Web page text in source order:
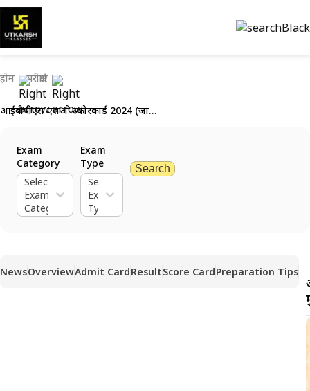
होम परीक्षाएं
आईबीपीएस एसओ स्कोरकार्ड 2024 (जारी) मुख्य परीक्षा हेतु: अंक जाँचें
Exam
Category
Select
Exam
Category
Exam
Type
Select
Exam
Type
Search
NewsOverviewAdmit CardResultScore CardPreparation Tips